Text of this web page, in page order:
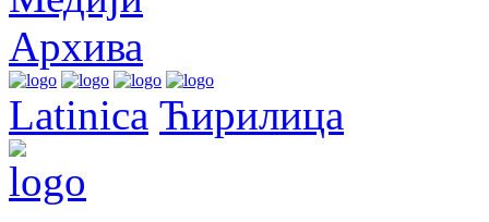
Архива
Latinica Ћирилица